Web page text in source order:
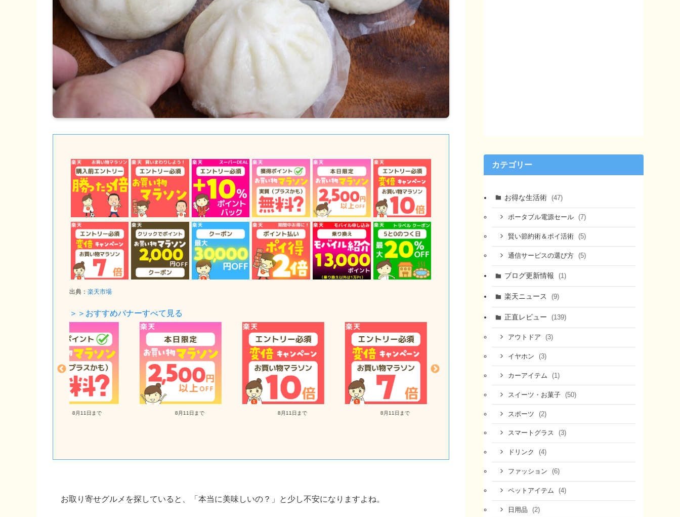
出典： 楽天市場
＞＞おすすめバナーすべて見る
8月11日まで 8月11日まで 8月11日まで 8月11日まで 8月11日まで
お取り寄せグルメを探していると、「本当に美味しいの？」と少し不安になりますよね。
カテゴリー
お得な生活術 (47)
ポータブル電源セール (7)
賢い節約術＆ポイ活術 (5)
通信サービスの選び方 (5)
ブログ更新情報 (1)
楽天ニュース (9)
正直レビュー (139)
アウトドア (3)
イヤホン (3)
カーアイテム (1)
スイーツ・お菓子 (50)
スポーツ (2)
スマートグラス (3)
ドリンク (4)
ファッション (6)
ペットアイテム (4)
日用品 (2)